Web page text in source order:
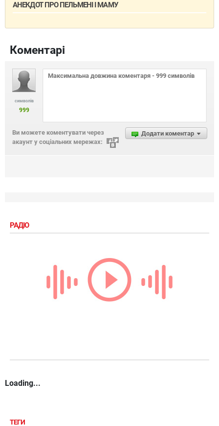
АНЕКДОТ ПРО ПЕЛЬМЕНІ І МАМУ
Коментарі
символів
999
Додати коментар
Ви можете коментувати через
акаунт у соціальних мережах:
РАДІО
Loading...
ТЕГИ